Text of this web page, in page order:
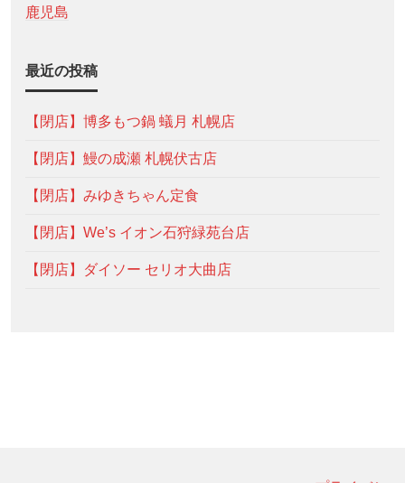
鹿児島
最近の投稿
【閉店】博多もつ鍋 蟻月 札幌店
【閉店】鰻の成瀬 札幌伏古店
【閉店】みゆきちゃん定食
【閉店】We’s イオン石狩緑苑台店
【閉店】ダイソー セリオ大曲店